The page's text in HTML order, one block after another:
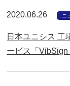
2020.06.26 ニ
日本ユニシス 工
ービス「VibSign